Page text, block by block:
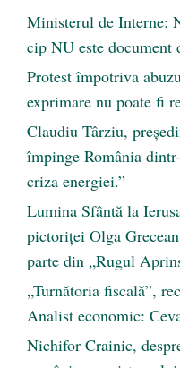
Ministerul de Interne:
cip NU este document
Protest împotriva
exprimare nu poate fi
Claudiu Târziu,
împinge România
criza energiei.”
Lumina Sfântă la
pictoriței Olga
parte din „Rugul
„Turnătoria fiscală”,
Analist economic:
Nichifor Crainic,